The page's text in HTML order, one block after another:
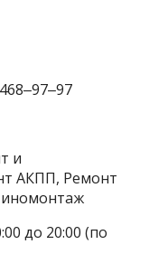
и
АКПП, Ремонт
до 20:00 (по